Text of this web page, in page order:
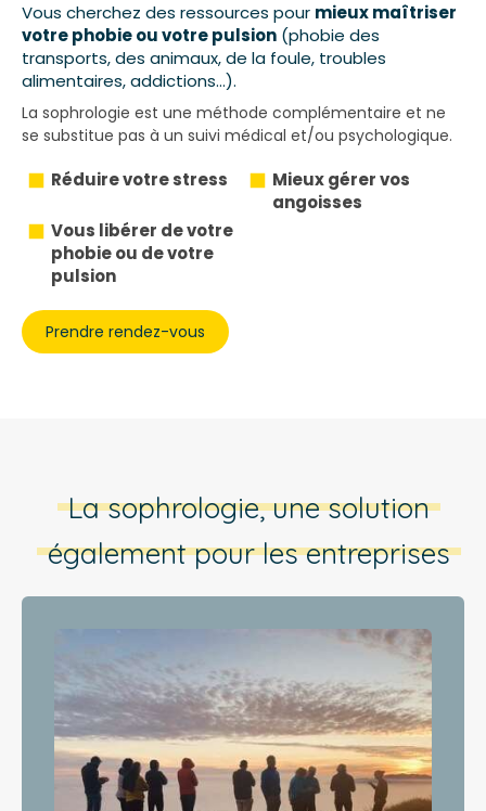
Vous cherchez des ressources pour mieux maîtriser
votre phobie ou votre pulsion (phobie des
transports, des animaux, de la foule, troubles
alimentaires, addictions...).
La sophrologie est une méthode complémentaire et ne
se substitue pas à un suivi médical et/ou psychologique.
Réduire votre stress
Mieux gérer vos
angoisses
Vous libérer de votre
phobie ou de votre
pulsion
Prendre rendez-vous
La sophrologie, une solution
également pour les entreprises